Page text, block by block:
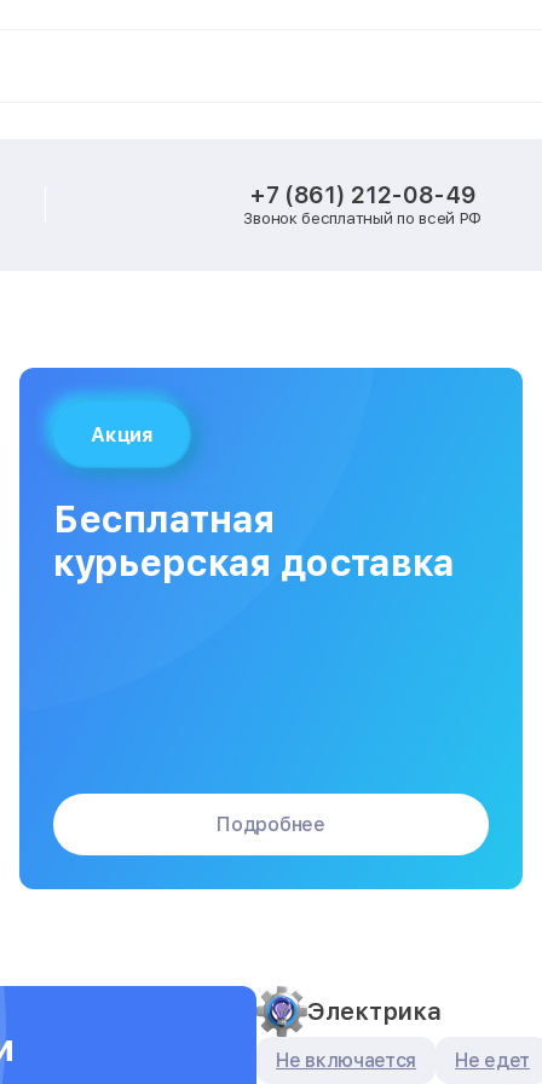
+7 (861) 212-08-49
Звонок бесплатный по всей РФ
Акция
Бесплатная
курьерская доставка
Подробнее
Электрика
Не включается Не едет